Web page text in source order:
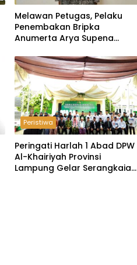
Melawan Petugas, Pelaku
Penembakan Bripka
Anumerta Arya Supena
Peristiwa
Peringati Harlah 1 Abad DPW
Al-Khairiyah Provinsi
Lampung Gelar Serangkaian